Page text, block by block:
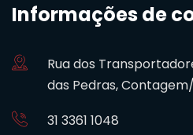
Informações de
Rua dos
das Pedras,
31 3361 1048